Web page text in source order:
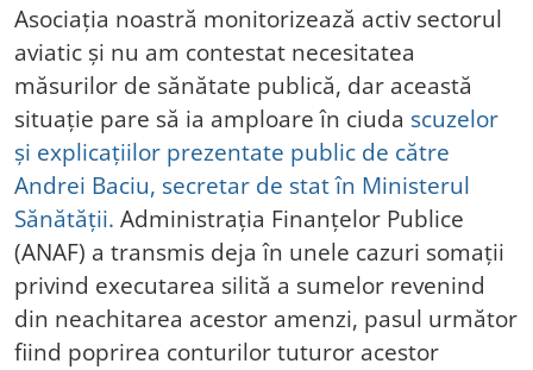
Asociația noastră monitorizează activ sectorul
aviatic și nu am contestat necesitatea
măsurilor de sănătate publică, dar această
situație pare să ia amploare în ciuda scuzelor
și explicațiilor prezentate public de către
Andrei Baciu, secretar de stat în Ministerul
Sănătății. Administrația Finanțelor Publice
(ANAF) a transmis deja în unele cazuri somații
privind executarea silită a sumelor revenind
din neachitarea acestor amenzi, pasul următor
fiind poprirea conturilor tuturor acestor